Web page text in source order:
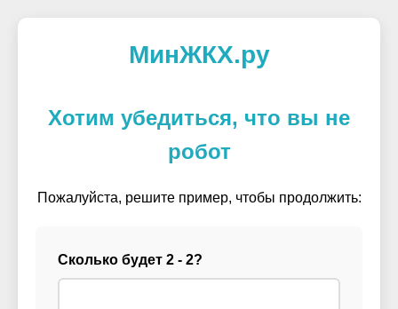
МинЖКХ.ру
Хотим убедиться, что вы не
робот
Пожалуйста, решите пример, чтобы продолжить:
Сколько будет 2 - 2?